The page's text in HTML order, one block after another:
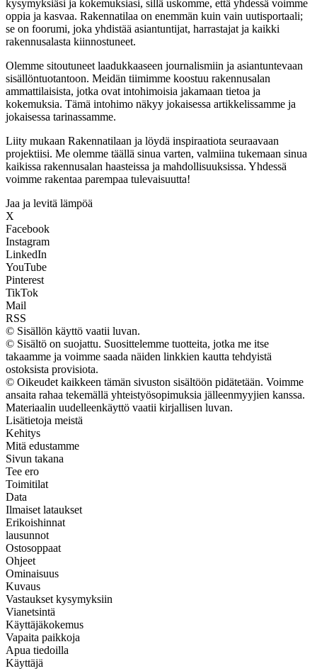
kysymyksiäsi ja kokemuksiasi, sillä uskomme, että yhdessä voimme
oppia ja kasvaa. Rakennatilaa on enemmän kuin vain uutisportaali;
se on foorumi, joka yhdistää asiantuntijat, harrastajat ja kaikki
rakennusalasta kiinnostuneet.
Olemme sitoutuneet laadukkaaseen journalismiin ja asiantuntevaan
sisällöntuotantoon. Meidän tiimimme koostuu rakennusalan
ammattilaisista, jotka ovat intohimoisia jakamaan tietoa ja
kokemuksia. Tämä intohimo näkyy jokaisessa artikkelissamme ja
jokaisessa tarinassamme.
Liity mukaan Rakennatilaan ja löydä inspiraatiota seuraavaan
projektiisi. Me olemme täällä sinua varten, valmiina tukemaan sinua
kaikissa rakennusalan haasteissa ja mahdollisuuksissa. Yhdessä
voimme rakentaa parempaa tulevaisuutta!
Jaa ja levitä lämpöä
X
Facebook
Instagram
LinkedIn
YouTube
Pinterest
TikTok
Mail
RSS
© Sisällön käyttö vaatii luvan.
© Sisältö on suojattu. Suosittelemme tuotteita, jotka me itse
takaamme ja voimme saada näiden linkkien kautta tehdyistä
ostoksista provisiota.
© Oikeudet kaikkeen tämän sivuston sisältöön pidätetään. Voimme
ansaita rahaa tekemällä yhteistyösopimuksia jälleenmyyjien kanssa.
Materiaalin uudelleenkäyttö vaatii kirjallisen luvan.
Lisätietoja meistä
Kehitys
Mitä edustamme
Sivun takana
Tee ero
Toimitilat
Data
Ilmaiset lataukset
Erikoishinnat
lausunnot
Ostosoppaat
Ohjeet
Ominaisuus
Kuvaus
Vastaukset kysymyksiin
Vianetsintä
Käyttäjäkokemus
Vapaita paikkoja
Apua tiedoilla
Käyttäjä